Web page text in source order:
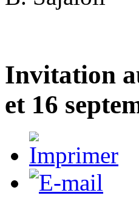
Invitation
et 16